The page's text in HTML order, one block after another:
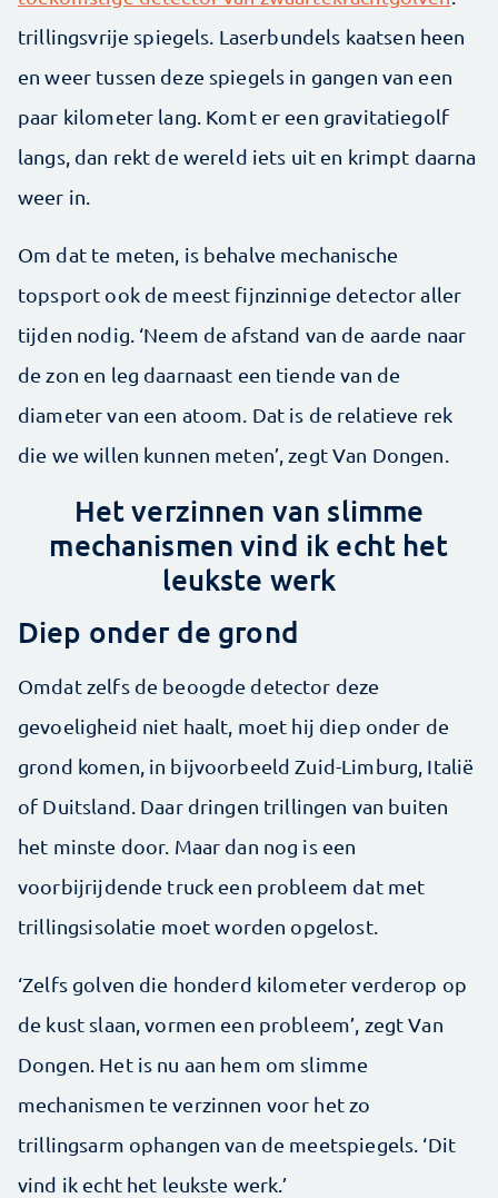
trillingsvrije spiegels. Laserbundels kaatsen heen
en weer tussen deze spiegels in gangen van een
paar kilometer lang. Komt er een gravitatiegolf
langs, dan rekt de wereld iets uit en krimpt daarna
weer in.
Om dat te meten, is behalve mechanische
topsport ook de meest fijnzinnige detector aller
tijden nodig. ‘Neem de afstand van de aarde naar
de zon en leg daarnaast een tiende van de
diameter van een atoom. Dat is de relatieve rek
die we willen kunnen meten’, zegt Van Dongen.
Het verzinnen van slimme
mechanismen vind ik echt het
leukste werk
Diep onder de grond
Omdat zelfs de beoogde detector deze
gevoeligheid niet haalt, moet hij diep onder de
grond komen, in bijvoorbeeld Zuid-Limburg, Italië
of Duitsland. Daar dringen trillingen van buiten
het minste door. Maar dan nog is een
voorbijrijdende truck een probleem dat met
trillingsisolatie moet worden opgelost.
‘Zelfs golven die honderd kilometer verderop op
de kust slaan, vormen een probleem’, zegt Van
Dongen. Het is nu aan hem om slimme
mechanismen te verzinnen voor het zo
trillingsarm ophangen van de meetspiegels. ‘Dit
vind ik echt het leukste werk.’